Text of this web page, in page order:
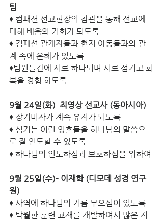
팀
♦ 컴패션 선교현장의 참관을 통해 선교에
대해 배움의 기회가 되도록
♦ 컴패션 관계자들과 현지 아동들과의 관
계 속에 은혜가 있도록
♦팀원들간에 서로 하나되며 서로 섬기고 회
복을 경험 하도록
9월 24일(화) ­ 최영상 선교사 (동아시아)
♦ 장기비자가 계속 유지가 되도록
♦ 섬기는 어린 영혼들을 하나님의 말씀으
로 잘 인도할 수 있도록
♦ 하나님의 인도하심과 보호하심을 위하여
9월 25일(수)- 이재학 (디모데 성경 연구
원)
♦ 사역에 하나님의 기름 부으심이 있도록
♦ 탁월한 훈련 교재를 개발하여서 많은 지